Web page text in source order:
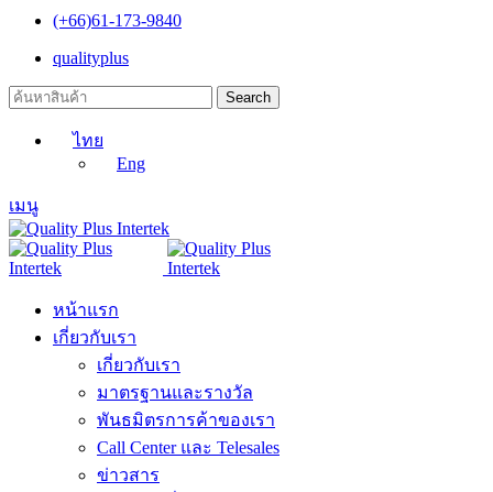
(+66)61-173-9840
qualityplus
Search
ไทย
Eng
เมนู
หน้าแรก
เกี่ยวกับเรา
เกี่ยวกับเรา
มาตรฐานและรางวัล
พันธมิตรการค้าของเรา
Call Center และ Telesales
ข่าวสาร